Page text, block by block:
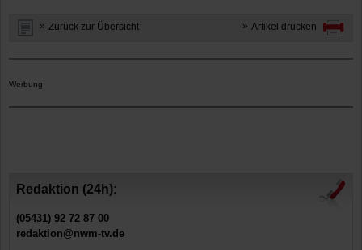
Zurück zur Übersicht Artikel drucken
Werbung
Redaktion (24h):
(05431) 92 72 87 00
redaktion@nwm-tv.de